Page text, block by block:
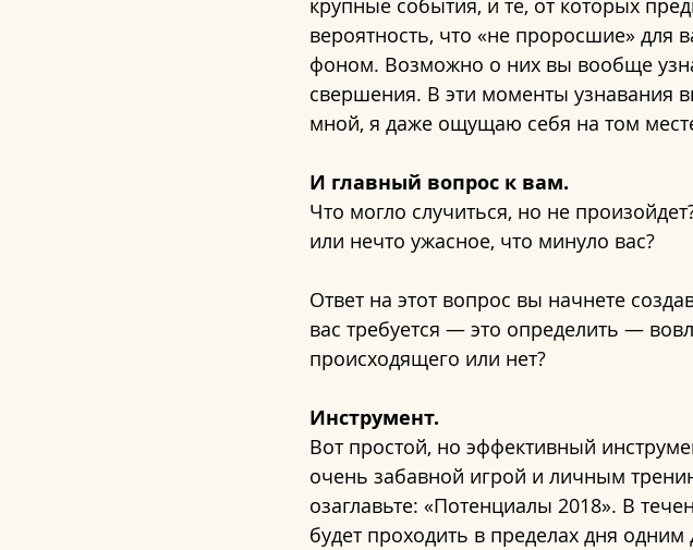
крупные события, и те, от которых
вероятность, что «не проросшие»
фоном. Возможно о них вы вообще
свершения. В эти моменты узнавания
мной, я даже ощущаю себя на том
И главный вопрос к вам.
Что могло случиться, но не
или нечто ужасное, что минуло вас?
Ответ на этот вопрос вы начнете
вас требуется — это определить —
происходящего или нет?
Инструмент.
Вот простой, но эффективный
очень забавной игрой и личным
озаглавьте: «Потенциалы 2018». В
будет проходить в пределах дня